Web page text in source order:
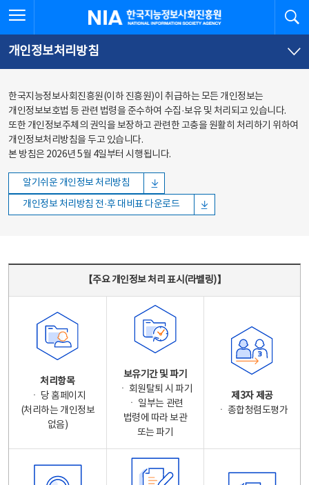
바로가기
바로가기
한국지능정보사회진흥원
개인정보처리방침
한국지능정보사회진흥원(이하 진흥원)이 취급하는 모든 개인정보는
개인정보보호법 등 관련 법령을 준수하여 수집·보유 및 처리되고 있습니다.
또한 개인정보주체의 권익을 보장하고 관련한 고충을 원활히 처리하기 위하여
개인정보처리방침을 두고 있습니다.
본 방침은 2026년 5월 4일부터 시행됩니다.
알기쉬운 개인정보 처리방침
개인정보 처리방침 전·후 대비표 다운로드
【주요 개인정보 처리 표시(라벨링)】
처리항목
ㆍ 당 홈페이지
(처리하는 개인정보
없음)
보유기간 및 파기
ㆍ 회원탈퇴 시 파기
ㆍ 일부는 관련
법령에 따라 보관
또는 파기
제3자 제공
ㆍ 종합청렴도평가